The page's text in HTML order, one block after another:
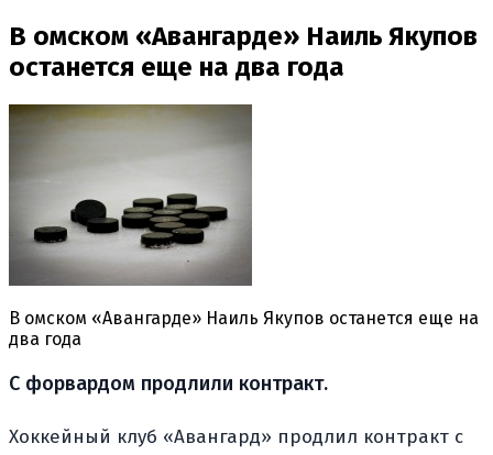
В омском «Авангарде» Наиль Якупов
останется еще на два года
В омском «Авангарде» Наиль Якупов останется еще на
два года
С форвардом продлили контракт.
Хоккейный клуб «Авангард» продлил контракт с